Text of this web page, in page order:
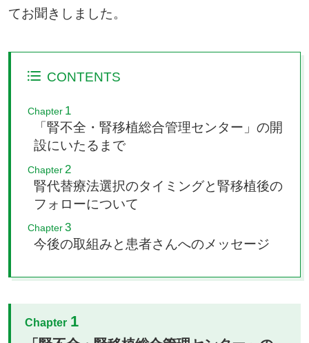
てお聞きしました。
CONTENTS
Chapter 1
「腎不全・腎移植総合管理センター」の開
設にいたるまで
Chapter 2
腎代替療法選択のタイミングと腎移植後の
フォローについて
Chapter 3
今後の取組みと患者さんへのメッセージ
Chapter 1